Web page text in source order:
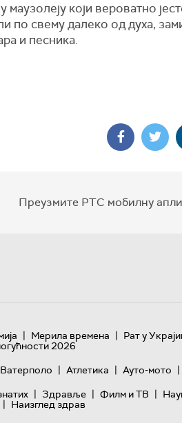
који вероватно
по свему далеко од духа,
и песника.
Преузмите РТС мобилну
| Мерила времена | Рат у
2026
Ватерполо | Атлетика | Ауто-мото |
| Здравље | Филм и ТВ |
| Наизглед здрав